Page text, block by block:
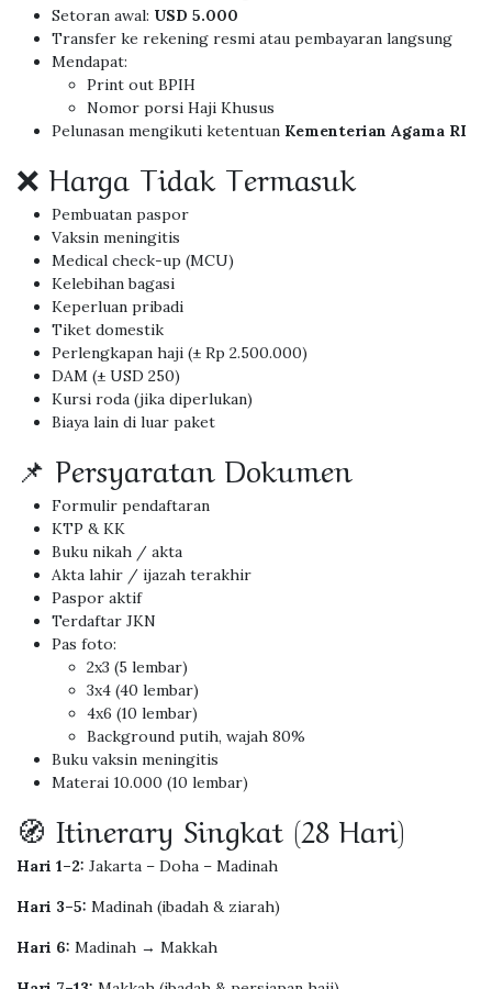
Setoran awal: USD 5.000
Transfer ke rekening resmi atau pembayaran langsung
Mendapat:
Print out BPIH
Nomor porsi Haji Khusus
Pelunasan mengikuti ketentuan Kementerian Agama RI
❌ Harga Tidak Termasuk
Pembuatan paspor
Vaksin meningitis
Medical check-up (MCU)
Kelebihan bagasi
Keperluan pribadi
Tiket domestik
Perlengkapan haji (± Rp 2.500.000)
DAM (± USD 250)
Kursi roda (jika diperlukan)
Biaya lain di luar paket
📌 Persyaratan Dokumen
Formulir pendaftaran
KTP & KK
Buku nikah / akta
Akta lahir / ijazah terakhir
Paspor aktif
Terdaftar JKN
Pas foto:
2x3 (5 lembar)
3x4 (40 lembar)
4x6 (10 lembar)
Background putih, wajah 80%
Buku vaksin meningitis
Materai 10.000 (10 lembar)
🧭 Itinerary Singkat (28 Hari)
Hari 1–2: Jakarta – Doha – Madinah
Hari 3–5: Madinah (ibadah & ziarah)
Hari 6: Madinah → Makkah